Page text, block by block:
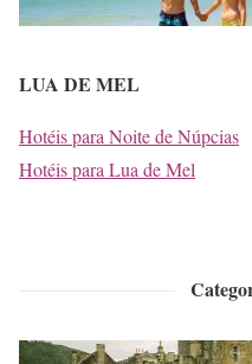
LUA DE MEL
Hotéis para Noite de Núpcias
Hotéis para Lua de Mel